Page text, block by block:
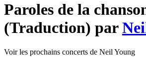
Paroles de la
(Traduction) par
Voir les prochains concerts de Neil Young